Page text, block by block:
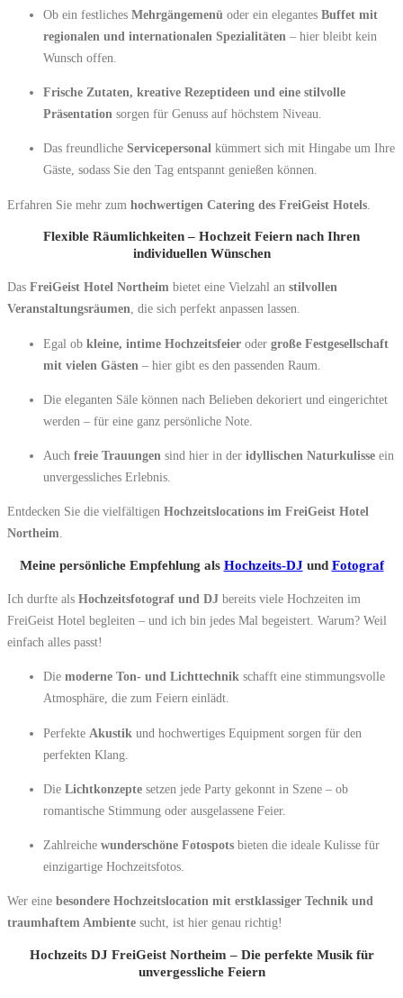
Ob ein festliches Mehrgängemenü oder ein elegantes Buffet mit
regionalen und internationalen Spezialitäten – hier bleibt kein
Wunsch offen.
Frische Zutaten, kreative Rezeptideen und eine stilvolle
Präsentation sorgen für Genuss auf höchstem Niveau.
Das freundliche Servicepersonal kümmert sich mit Hingabe um Ihre
Gäste, sodass Sie den Tag entspannt genießen können.
Erfahren Sie mehr zum hochwertigen Catering des FreiGeist Hotels
Flexible Räumlichkeiten – Hochzeit Feiern nach Ihren
individuellen Wünschen
Das FreiGeist Hotel Northeim bietet eine Vielzahl an stilvollen
Veranstaltungsräumen, die sich perfekt anpassen lassen.
Egal ob kleine, intime Hochzeitsfeier oder große Festgesellschaft
mit vielen Gästen – hier gibt es den passenden Raum.
Die eleganten Säle können nach Belieben dekoriert und eingerichtet
werden – für eine ganz persönliche Note.
Auch freie Trauungen sind hier in der idyllischen Naturkulisse ein
unvergessliches Erlebnis.
Entdecken Sie die vielfältigen Hochzeitslocations im FreiGeist Hotel
Northeim.
Meine persönliche Empfehlung als Hochzeits-DJ und Fotograf
Ich durfte als Hochzeitsfotograf und DJ bereits viele Hochzeiten im
FreiGeist Hotel begleiten – und ich bin jedes Mal begeistert. Warum? Weil
einfach alles passt!
Die moderne Ton- und Lichttechnik schafft eine stimmungsvolle
Atmosphäre, die zum Feiern einlädt.
Perfekte Akustik und hochwertiges Equipment sorgen für den
perfekten Klang.
Die Lichtkonzepte setzen jede Party gekonnt in Szene – ob
romantische Stimmung oder ausgelassene Feier.
Zahlreiche wunderschöne Fotospots bieten die ideale Kulisse für
einzigartige Hochzeitsfotos.
Wer eine besondere Hochzeitslocation mit erstklassiger Technik und
traumhaftem Ambiente sucht, ist hier genau richtig!
Hochzeits DJ FreiGeist Northeim – Die perfekte Musik für
unvergessliche Feiern